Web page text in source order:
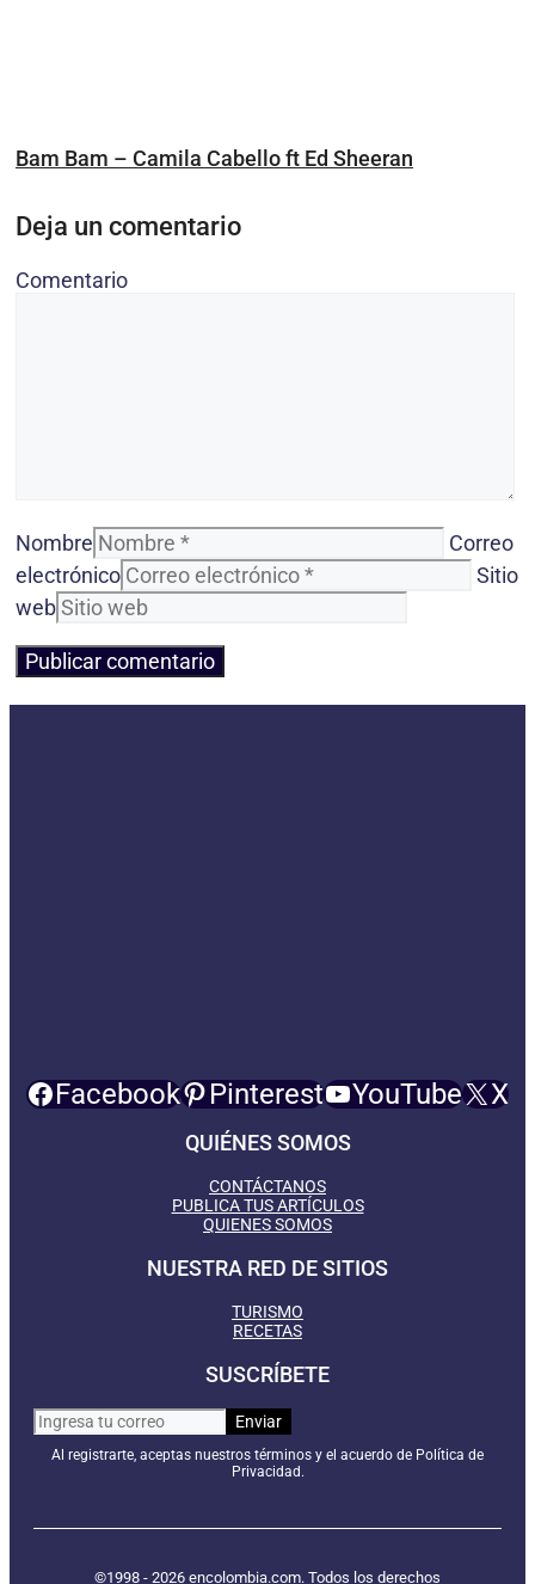
Bam Bam – Camila Cabello ft Ed Sheeran
Deja un comentario
Comentario
Nombre
Correo
electrónico
Sitio
web
Facebook Pinterest YouTube X
QUIÉNES SOMOS
CONTÁCTANOS
PUBLICA TUS ARTÍCULOS
QUIENES SOMOS
NUESTRA RED DE SITIOS
TURISMO
RECETAS
SUSCRÍBETE
Al registrarte, aceptas nuestros términos y el acuerdo de Política de
Privacidad.
©1998 - 2026 encolombia.com. Todos los derechos